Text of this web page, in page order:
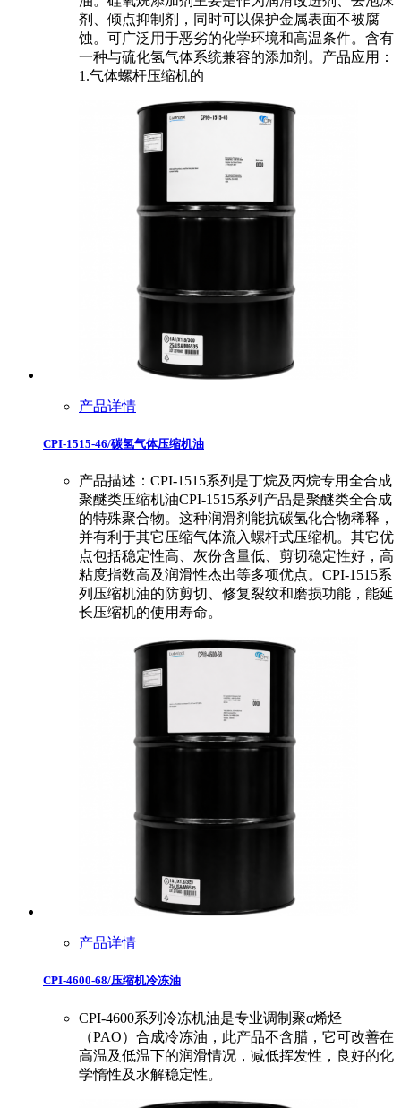
剂、倾点抑制剂，同时可以保护金属表面不被腐
蚀。可广泛用于恶劣的化学环境和高温条件。含有
一种与硫化氢气体系统兼容的添加剂。产品应用：
1.气体螺杆压缩机的
产品详情
CPI-1515-46/碳氢气体压缩机油
产品描述：CPI-1515系列是丁烷及丙烷专用全合成
聚醚类压缩机油CPI-1515系列产品是聚醚类全合成
的特殊聚合物。这种润滑剂能抗碳氢化合物稀释，
并有利于其它压缩气体流入螺杆式压缩机。其它优
点包括稳定性高、灰份含量低、剪切稳定性好，高
粘度指数高及润滑性杰出等多项优点。CPI-1515系
列压缩机油的防剪切、修复裂纹和磨损功能，能延
长压缩机的使用寿命。
产品详情
CPI-4600-68/压缩机冷冻油
CPI-4600系列冷冻机油是专业调制聚α烯烃
（PAO）合成冷冻油，此产品不含腊，它可改善在
高温及低温下的润滑情况，减低挥发性，良好的化
学惰性及水解稳定性。